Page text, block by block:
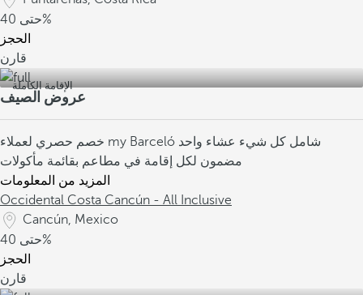
حتى40%
الحجز
قارن
الإقامة الكاملة
عروض الصيف
خصم حصري لعملاء my Barceló شامل كل شيء عشاء واحد
مضمون لكل إقامة في مطاعم بقائمة مأكولات
المزيد من المعلومات
Occidental Costa Cancún - All Inclusive
Cancún, Mexico
حتى40%
الحجز
قارن